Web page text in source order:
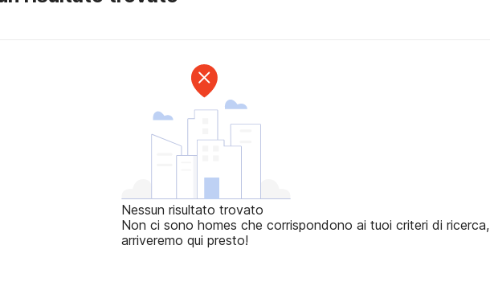
Nessun risultato trovato
Non ci sono homes che corrispondono ai tuoi criteri di ricerca,
arriveremo qui presto!